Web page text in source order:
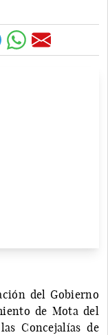
del Gobierno
de Mota del
Concejalías de